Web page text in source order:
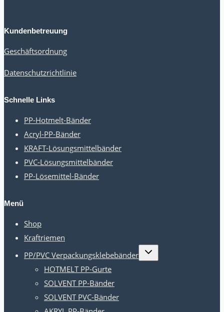
Kundenbetreuung
Geschäftsordnung
Datenschutzrichtlinie
Schnelle Links
PP-Hotmelt-Bänder
Acryl-PP-Bänder
KRAFT-Lösungsmittelbänder
PVC-Lösungsmittelbänder
PP-Lösemittel-Bänder
Menü
Shop
Kraftriemen
PP/PVC Verpackungsklebebänder
Kindermenü
HOTMELT PP-Gurte
SOLVENT PP-Bänder
SOLVENT PVC-Bänder